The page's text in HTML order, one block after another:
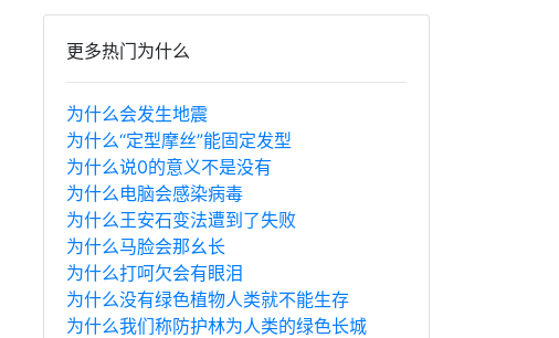
更多热门为什么
为什么会发生地震
为什么“定型摩丝”能固定发型
为什么说0的意义不是没有
为什么电脑会感染病毒
为什么王安石变法遭到了失败
为什么马脸会那幺长
为什么打呵欠会有眼泪
为什么没有绿色植物人类就不能生存
为什么我们称防护林为人类的绿色长城